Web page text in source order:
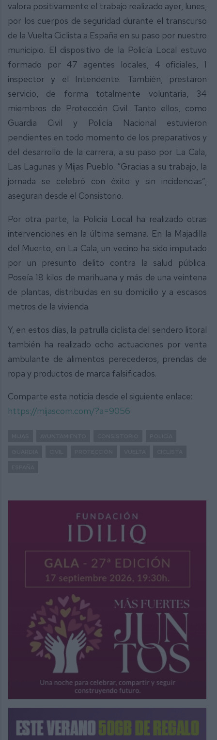
valora positivamente el trabajo realizado ayer, lunes,
por los cuerpos de seguridad durante el transcurso
de la Vuelta Ciclista a España en su paso por nuestro
municipio. El dispositivo de la Policía Local estuvo
formado por 47 agentes locales, 4 oficiales, 1
inspector y el Intendente. También, prestaron
servicio, de forma totalmente voluntaria, 34
miembros de Protección Civil. Tanto ellos, como
Guardia Civil y Policía Nacional estuvieron
pendientes en todo momento de los preparativos y
del desarrollo de la carrera, a su paso por La Cala,
Las Lagunas y Mijas Pueblo. “Gracias a su trabajo, la
jornada se celebró con éxito y sin incidencias”,
aseguran desde el Consistorio.
Por otra parte, la Policía Local ha realizado otras
intervenciones en la última semana. En la Majadilla
del Muerto, en La Cala, un vecino ha sido imputado
por un presunto delito contra la salud pública.
Poseía 18 kilos de marihuana y más de una veintena
de plantas, distribuidas en su domicilio y a escasos
metros de la vivienda.
Y, en estos días, la patrulla ciclista del sendero litoral
también ha realizado ocho actuaciones por venta
ambulante de alimentos perecederos, prendas de
ropa y productos de marca falsificados.
Comparte esta noticia desde el siguiente enlace:
https://mijascom.com/?a=9056